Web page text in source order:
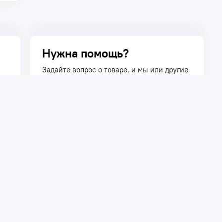
Нужна помощь?
Задайте вопрос о товаре, и мы или другие